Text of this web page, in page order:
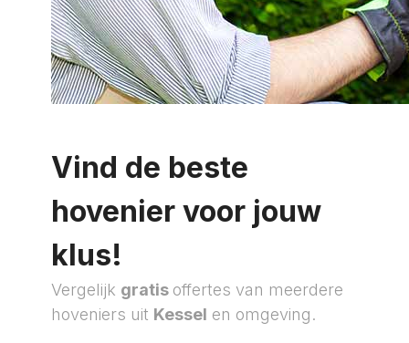
Vind de beste
hovenier voor jouw
klus!
Vergelijk gratis offertes van meerdere
hoveniers uit Kessel en omgeving.